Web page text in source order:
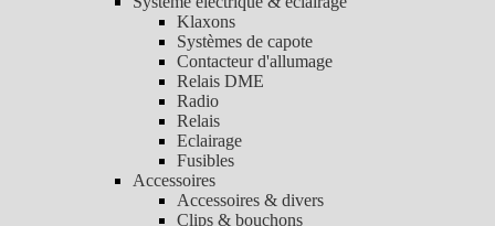
Klaxons
Systèmes de capote
Contacteur d'allumage
Relais DME
Radio
Relais
Eclairage
Fusibles
Accessoires
Accessoires & divers
Clips & bouchons